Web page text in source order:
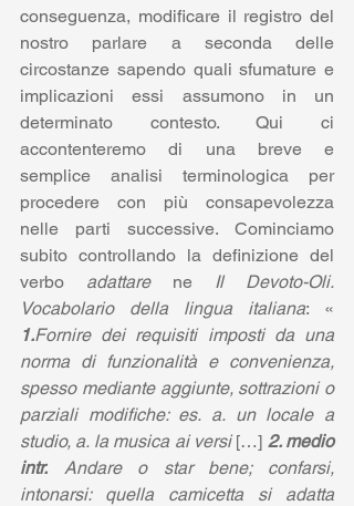
conseguenza, modificare il registro del
nostro parlare a seconda delle
circostanze sapendo quali sfumature e
implicazioni essi assumono in un
determinato contesto. Qui ci
accontenteremo di una breve e
semplice analisi terminologica per
procedere con più consapevolezza
nelle parti successive. Cominciamo
subito controllando la definizione del
verbo adattare ne Il Devoto-Oli.
Vocabolario della lingua italiana
1.Fornire dei requisiti imposti da una
norma di funzionalità e convenienza,
spesso mediante aggiunte, sottrazioni o
parziali modifiche: es. a. un locale a
studio, a. la musica ai versi […] 2. medio
intr. Andare o star bene; confarsi,
intonarsi: quella camicetta si adatta